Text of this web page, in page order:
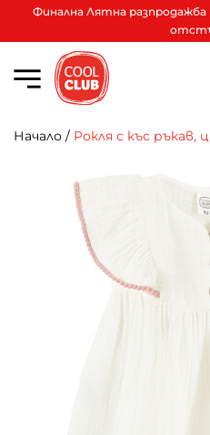
Финална Лятна разпродажба
Начало / Рокля с къс ръкав,